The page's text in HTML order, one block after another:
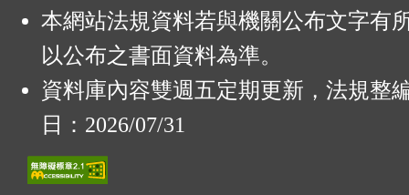
本網站法規資料若與機關公布文字有
以公布之書面資料為準。
資料庫內容雙週五定期更新，法規整
日：2026/07/31